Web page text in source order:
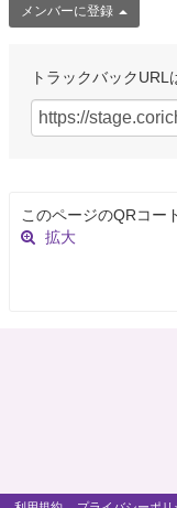
メンバーに登録
トラックバックURL
このページのQRコー
拡大